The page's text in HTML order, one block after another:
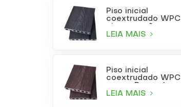
Piso inicial
coextrudado WPC
LEIA MAIS
Piso inicial
coextrudado WPC
LEIA MAIS